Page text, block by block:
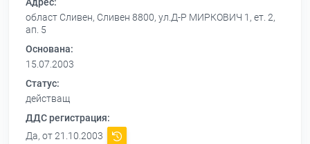
Адрес:
област Сливен, Сливен 8800, ул.Д-Р МИРКОВИЧ 1, ет. 2,
ап. 5
Основана:
15.07.2003
Статус:
действащ
ДДС регистрация:
Да, от 21.10.2003